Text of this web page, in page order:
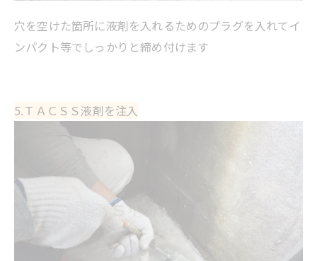
穴を空けた箇所に液剤を入れるためのプラグを入れてイ
ンパクト等でしっかりと締め付けます
5.ＴＡＣＳＳ液剤を注入